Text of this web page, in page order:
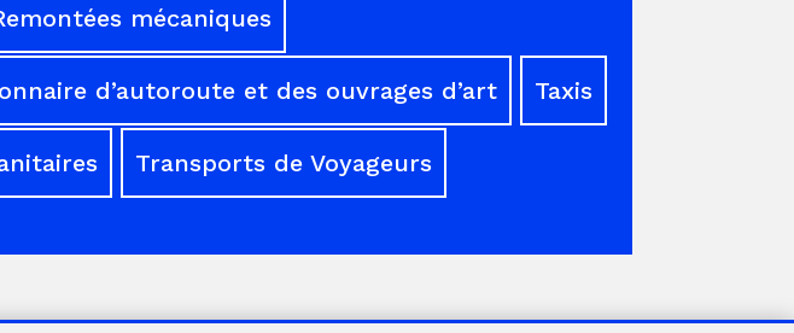
mécaniques
d’autoroute et des ouvrages d’art Taxis
Transports de Voyageurs